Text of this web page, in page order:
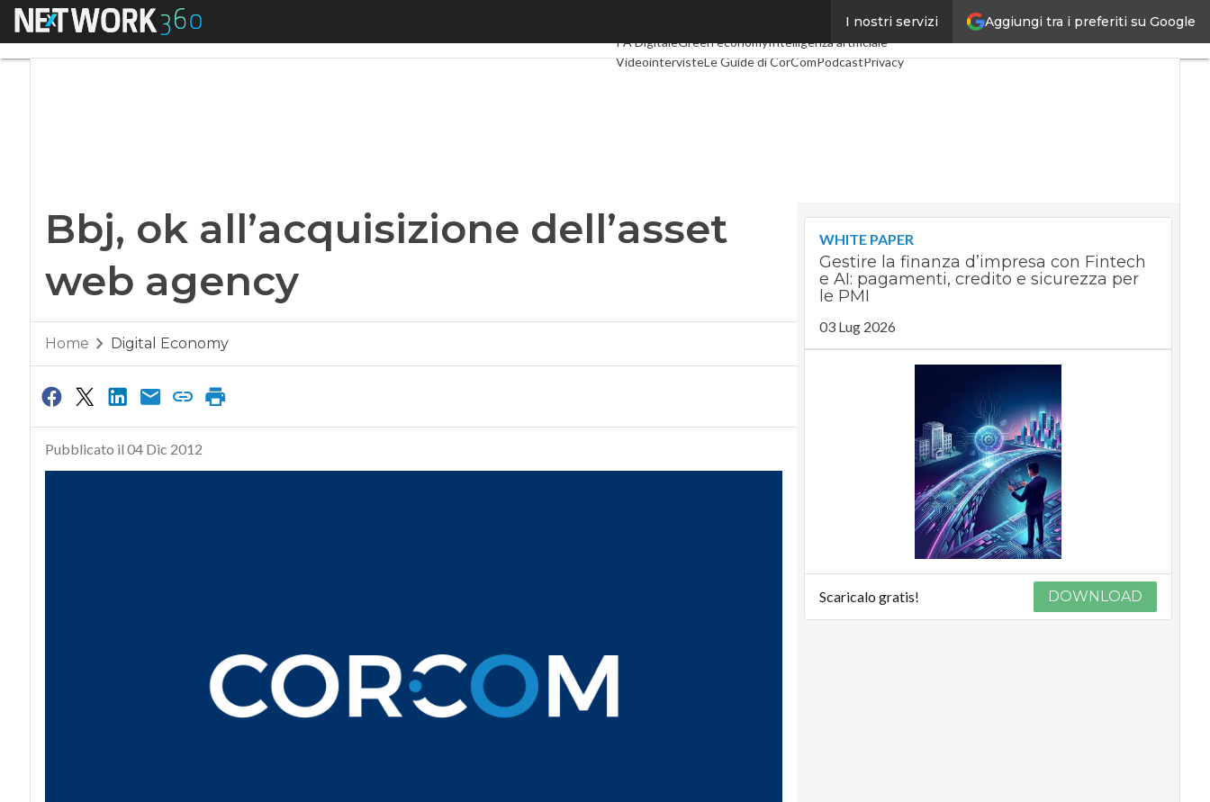
Aggiungi tra i preferiti su Google
I nostri servizi
Menu Industria 4.0SpacEconomy
PA DigitaleGreen economyIntelligenza artificiale
VideointervisteLe Guide di CorComPodcastPrivacy
Bbj, ok all’acquisizione dell’asset
web agency
Home Digital Economy
Pubblicato il 04 Dic 2012
WHITE PAPER
Gestire la finanza d’impresa con Fintech
e AI: pagamenti, credito e sicurezza per
le PMI
03 Lug 2026
Scaricalo gratis! DOWNLOAD